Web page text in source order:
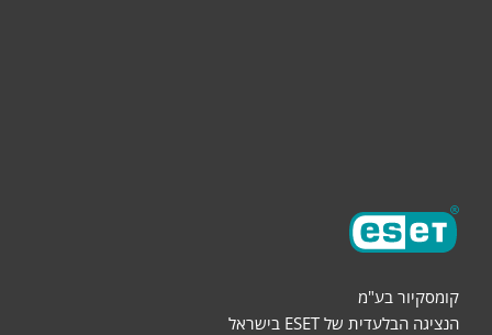
קומסקיור בע"מ
הנציגה הבלעדית של ESET בישראל